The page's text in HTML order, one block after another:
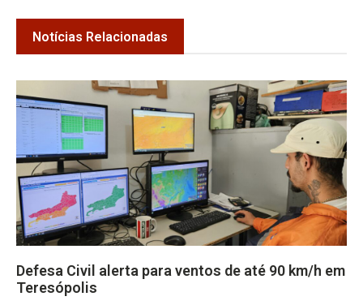
Notícias Relacionadas
Defesa Civil alerta para ventos de até 90 km/h em
Teresópolis